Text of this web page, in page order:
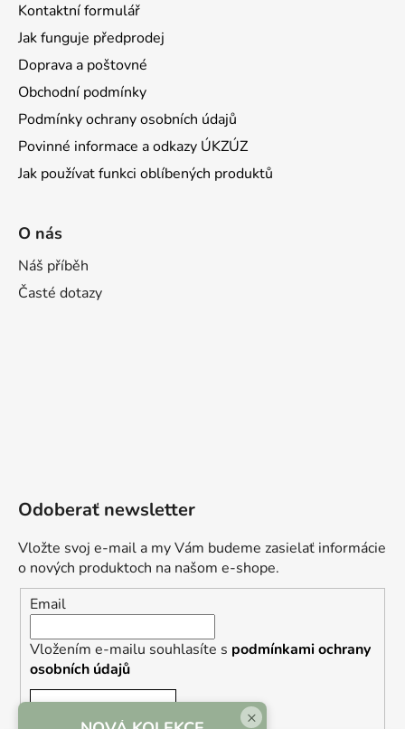
Kontaktní formulář
Jak funguje předprodej
Doprava a poštovné
Obchodní podmínky
Podmínky ochrany osobních údajů
Povinné informace a odkazy ÚKZÚZ
Jak používat funkci oblíbených produktů
O nás
Náš příběh
Časté dotazy
Odoberať newsletter
Vložte svoj e-mail a my Vám budeme zasielať informácie
o nových produktoch na našom e-shope.
Email
Vložením e-mailu souhlasíte s podmínkami ochrany
osobních údajů
×